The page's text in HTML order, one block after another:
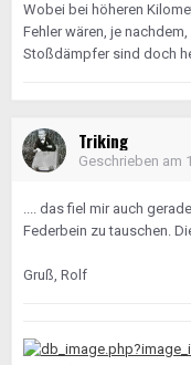
Wobei bei höheren
Fehler wären, je
Stoßdämpfer sind doch
Triking
Geschrieben am
.... das fiel mir auch
Federbein zu tauschen.
Gruß, Rolf